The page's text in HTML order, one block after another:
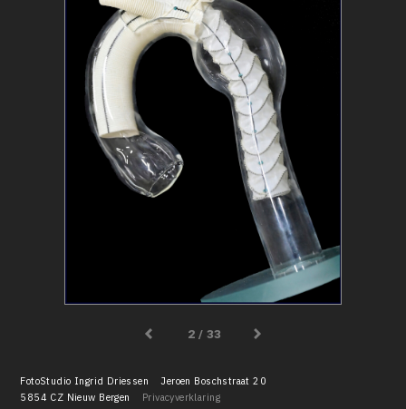
/ 33
FotoStudio Ingrid Driessen
Jeroen Boschstraat 20
5854 CZ Nieuw Bergen
Privacyverklaring